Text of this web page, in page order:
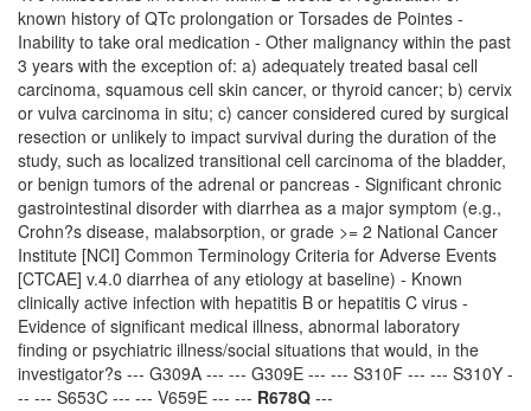
known history of QTc prolongation or Torsades de Pointes -
Inability to take oral medication - Other malignancy within the past
3 years with the exception of: a) adequately treated basal cell
carcinoma, squamous cell skin cancer, or thyroid cancer; b) cervix
or vulva carcinoma in situ; c) cancer considered cured by surgical
resection or unlikely to impact survival during the duration of the
study, such as localized transitional cell carcinoma of the bladder,
or benign tumors of the adrenal or pancreas - Significant chronic
gastrointestinal disorder with diarrhea as a major symptom (e.g.,
Crohn?s disease, malabsorption, or grade >= 2 National Cancer
Institute [NCI] Common Terminology Criteria for Adverse Events
[CTCAE] v.4.0 diarrhea of any etiology at baseline) - Known
clinically active infection with hepatitis B or hepatitis C virus -
Evidence of significant medical illness, abnormal laboratory
finding or psychiatric illness/social situations that would, in the
investigator?s --- G309A --- --- G309E --- --- S310F --- --- S310Y -
-- --- S653C --- --- V659E --- --- R678Q ---